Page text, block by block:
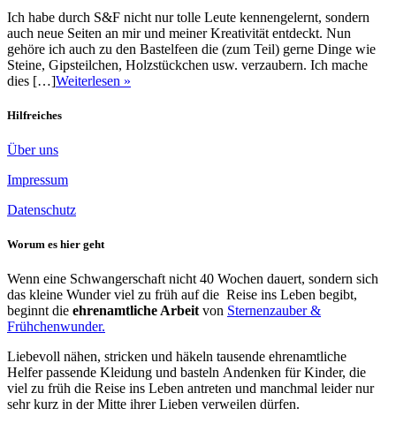
Ich habe durch S&F nicht nur tolle Leute kennengelernt, sondern
auch neue Seiten an mir und meiner Kreativität entdeckt. Nun
gehöre ich auch zu den Bastelfeen die (zum Teil) gerne Dinge wie
Steine, Gipsteilchen, Holzstückchen usw. verzaubern. Ich mache
dies […]Weiterlesen »
Hilfreiches
Über uns
Impressum
Datenschutz
Worum es hier geht
Wenn eine Schwangerschaft nicht 40 Wochen dauert, sondern sich
das kleine Wunder viel zu früh auf die Reise ins Leben begibt,
beginnt die ehrenamtliche Arbeit von Sternenzauber &
Frühchenwunder.
Liebevoll nähen, stricken und häkeln tausende ehrenamtliche
Helfer passende Kleidung und basteln Andenken für Kinder, die
viel zu früh die Reise ins Leben antreten und manchmal leider nur
sehr kurz in der Mitte ihrer Lieben verweilen dürfen.